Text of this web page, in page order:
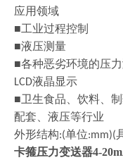
应用领域
■工业过程控制
■液压测量
■各种恶劣环境的压
LCD液晶显示
■卫生食品、饮料、
配套、液压等行业
外形结构:(单位:mm)(
卡箍压力变送器4-